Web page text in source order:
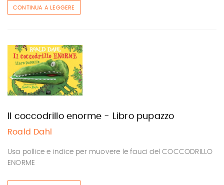
CONTINUA A LEGGERE
Il coccodrillo enorme - Libro pupazzo
Roald Dahl
Usa pollice e indice per muovere le fauci del COCCODRILLO
ENORME